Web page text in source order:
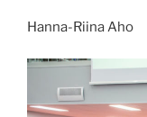
Hanna-Riina Aho